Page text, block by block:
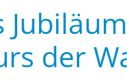
der